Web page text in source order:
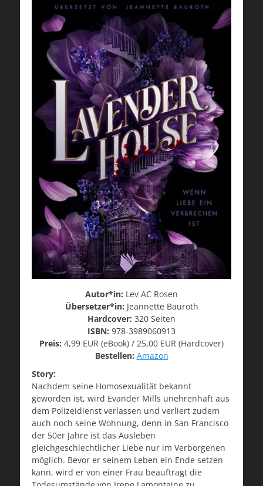
Autor*in: Lev AC Rosen
Übersetzer*in: Jeannette Bauroth
Hardcover: 320 Seiten
ISBN: 978-3989060913
Preis: 4,99 EUR (eBook) / 25,00 EUR (Hardcover)
Bestellen: Amazon
Story:
Nachdem seine Homosexualität bekannt
geworden ist, wird Evander Mills unehrenhaft aus
dem Polizeidienst verlassen und verliert zudem
auch noch seine Wohnung, denn in San Francisco
der 50er Jahre ist das Ausleben
gleichgeschlechtlicher Liebe nur im Verborgenen
möglich. Bevor er seinem Leben ein Ende setzen
kann, wird er von einer Frau beauftragt die